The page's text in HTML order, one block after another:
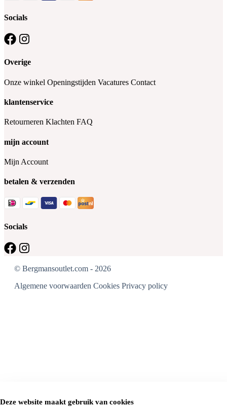
Deze website maakt gebruik van cookies
Socials
Overige
Onze winkel Openingstijden Vacatures Contact
klantenservice
Retourneren Klachten FAQ
mijn account
Mijn Account
betalen & verzenden
Socials
© Bergmansoutlet.com - 2026
Algemene voorwaarden Cookies Privacy policy